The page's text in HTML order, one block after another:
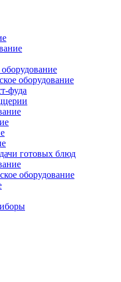
оборудование
фуда
готовых блюд
оборудование